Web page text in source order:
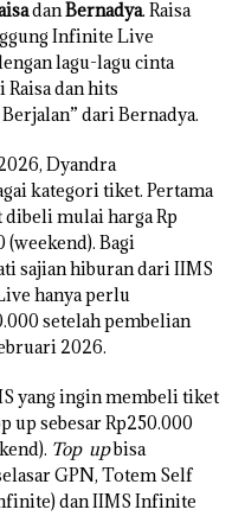
danBernadya. Raisa
Infinite Live
lagu-lagu cinta
Raisa dan hits
dari Bernadya.
Dyandra
kategori tiket. Pertama
dibeli mulai harga Rp
(weekend). Bagi
sajian hiburan dari IIMS
hanya perlu
setelah pembelian
2026.
yang ingin membeli tiket
up sebesar Rp250.000
Top upbisa
GPN, Totem Self
dan IIMS Infinite